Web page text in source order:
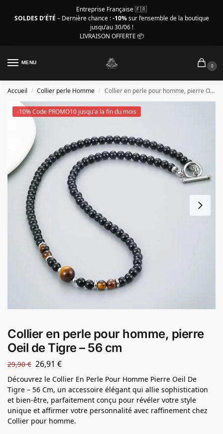
Entreprise Française 🇫🇷
SOLDES D’ÉTÉ – Dernière chance :-10%sur l’ensemble de la boutique
jusqu’au 30/06 !
LIVRAISON OFFERTE 📦
MENU
0
Accueil / Collier perle Homme / Collier en perle pour homme, pierre Oeil de Tigre – 56 cm
-10% Code PROMO10 jusqu'a la fin du mois
Collier en perle pour homme, pierre
Oeil de Tigre – 56 cm
29,90€ 26,91 €
Découvrez le Collier En Perle Pour Homme Pierre Oeil De
Tigre – 56 Cm, un accessoire élégant qui allie sophistication
et bien-être, parfaitement conçu pour révéler votre style
unique et affirmer votre personnalité avec raffinement chez
Collier pour homme.